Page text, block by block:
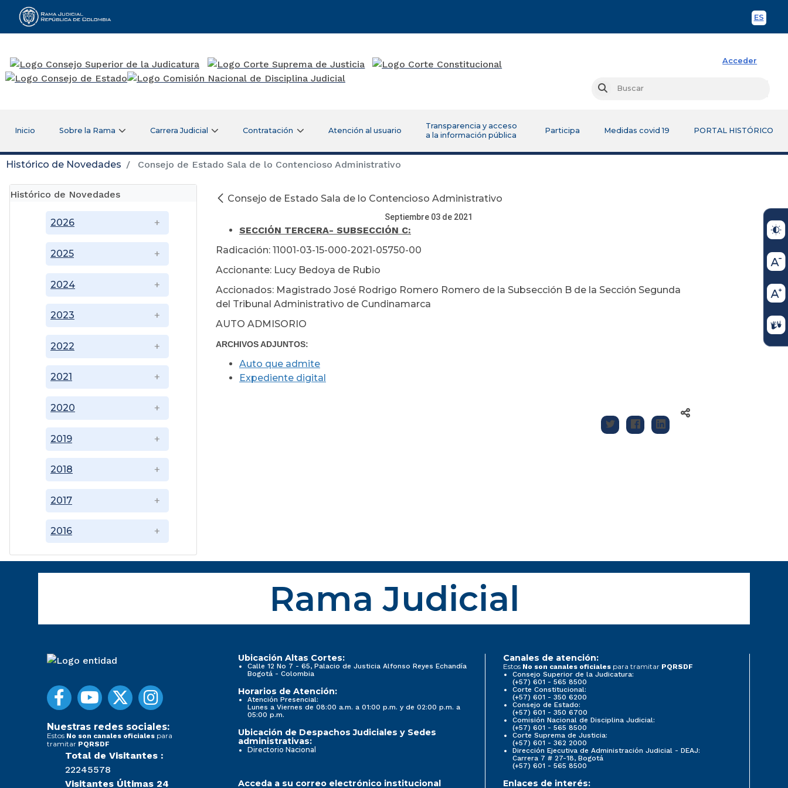
ES
Rama Judicial
Acceder
Buscar
Inicio Sobre la Rama Carrera Judicial Contratación Atención al usuario
Transparencia y acceso
a la información pública
Participa Medidas covid 19 PORTAL HISTÓRICO
Histórico de Novedades Consejo de Estado Sala de lo Contencioso Administrativo
Histórico de Novedades
2016
2017
2018
2019
2020
2021
2022
2023
2024
2025
2026
Consejo de Estado Sala de lo Contencioso Administrativo
Septiembre 03 de 2021
SECCIÓN TERCERA- SUBSECCIÓN C:
Radicación: 11001-03-15-000-2021-05750-00
Accionante: Lucy Bedoya de Rubio
Accionados: Magistrado José Rodrigo Romero Romero de la Subsección B de la Sección Segunda
del Tribunal Administrativo de Cundinamarca
AUTO ADMISORIO
ARCHIVOS ADJUNTOS:
Auto que admite
Expediente digital
Rama Judicial
Nuestras redes sociales:
Estos No son canales oficiales para
tramitar PQRSDF
Total de Visitantes :
22245578
Visitantes Últimas 24
Ubicación Altas Cortes:
Calle 12 No 7 - 65, Palacio de Justicia Alfonso Reyes Echandía
Bogotá - Colombia
Horarios de Atención:
Atención Presencial:
Lunes a Viernes de 08:00 a.m. a 01:00 p.m. y de 02:00 p.m. a
05:00 p.m.
Ubicación de Despachos Judiciales y Sedes
administrativas:
Directorio Nacional
Canales de atención:
Estos No son canales oficiales para tramitar PQRSDF
Consejo Superior de la Judicatura:
(+57) 601 - 565 8500
Corte Constitucional:
(+57) 601 - 350 6200
Consejo de Estado:
(+57) 601 - 350 6700
Comisión Nacional de Disciplina Judicial:
(+57) 601 - 565 8500
Corte Suprema de Justicia:
(+57) 601 - 362 2000
Dirección Ejecutiva de Administración Judicial - DEAJ:
Carrera 7 # 27-18, Bogotá
(+57) 601 - 565 8500
Acceda a su correo electrónico institucional Enlaces de interés: